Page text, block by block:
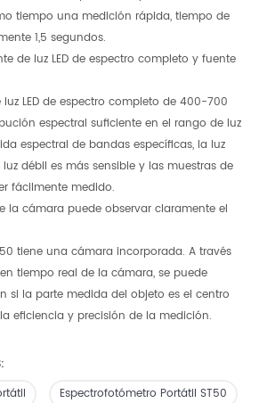
tiempo una medición rápida, tiempo de
1,5 segundos.
de luz LED de espectro completo y fuente
LED de espectro completo de 400-700
espectral suficiente en el rango de luz
espectral de bandas específicas, la luz
débil es más sensible y las muestras de
fácilmente medido.
la cámara puede observar claramente el
tiene una cámara incorporada. A través
tiempo real de la cámara, se puede
si la parte medida del objeto es el centro
eficiencia y precisión de la medición.
Espectrofotómetro Portátil ST50